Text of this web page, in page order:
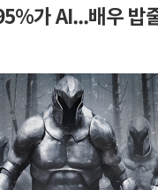
가 AI...배우 밥